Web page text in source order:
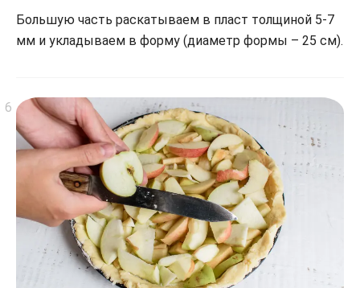
Большую часть раскатываем в пласт толщиной 5-7
мм и укладываем в форму (диаметр формы – 25 см).